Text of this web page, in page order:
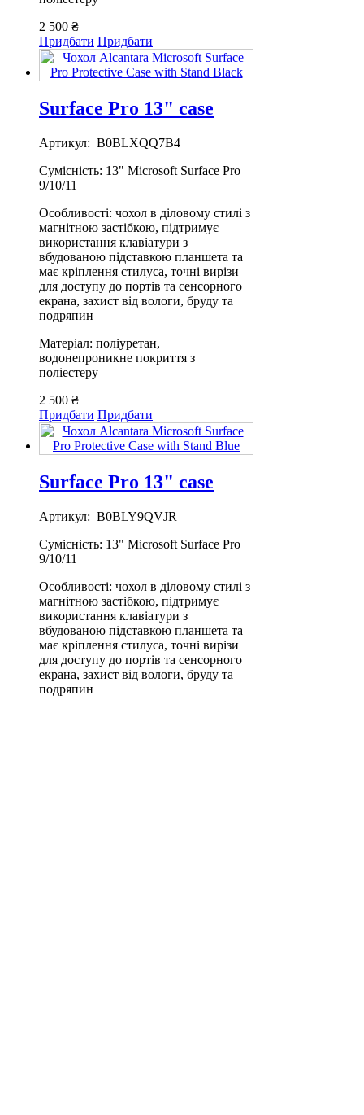
2 500 ₴
Придбати Придбати
Surface Pro 13" case
Артикул: B0BLXQQ7B4
Сумісність: 13" Microsoft Surface Pro
9/10/11
Особливості: чохол в діловому стилі з
магнітною застібкою, підтримує
використання клавіатури з
вбудованою підставкою планшета та
має кріплення стилуса, точні вирізи
для доступу до портів та сенсорного
екрана, захист від вологи, бруду та
подряпин
Матеріал: поліуретан,
водонепроникне покриття з
поліестеру
2 500 ₴
Придбати Придбати
Surface Pro 13" case
Артикул: B0BLY9QVJR
Сумісність: 13" Microsoft Surface Pro
9/10/11
Особливості: чохол в діловому стилі з
магнітною застібкою, підтримує
використання клавіатури з
вбудованою підставкою планшета та
має кріплення стилуса, точні вирізи
для доступу до портів та сенсорного
екрана, захист від вологи, бруду та
подряпин